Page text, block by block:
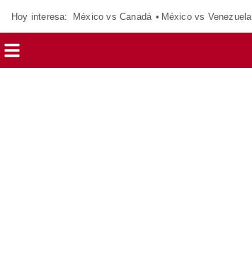
Hoy interesa: México vs Canadá México vs Venezuela